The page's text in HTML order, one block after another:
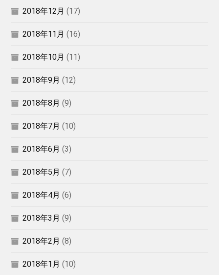
2018年12月 (17)
2018年11月 (16)
2018年10月 (11)
2018年9月 (12)
2018年8月 (9)
2018年7月 (10)
2018年6月 (3)
2018年5月 (7)
2018年4月 (6)
2018年3月 (9)
2018年2月 (8)
2018年1月 (10)